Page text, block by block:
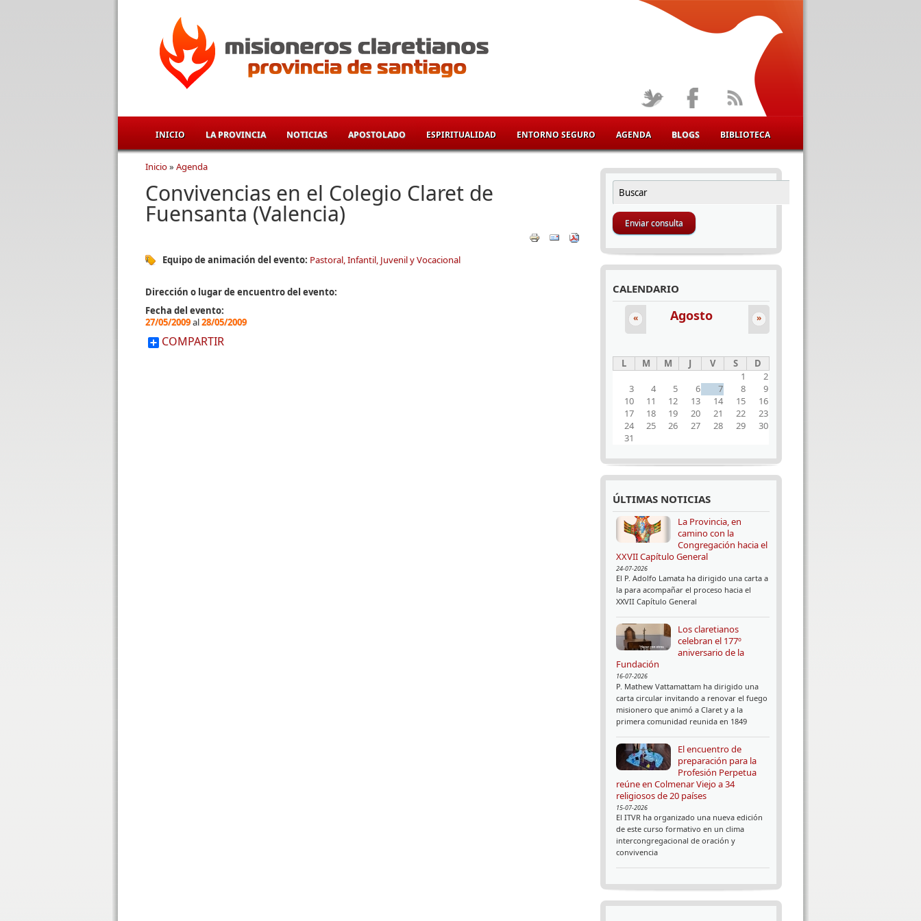
INICIO LA PROVINCIA NOTICIAS APOSTOLADO ESPIRITUALIDAD ENTORNO SEGURO AGENDA BLOGS BIBLIOTECA
Se encuentra usted aquí
Inicio» Agenda
Convivencias en el Colegio Claret de
Fuensanta (Valencia)
Equipo de animación del evento: Pastoral, Infantil, Juvenil y Vocacional
Dirección o lugar de encuentro del evento:
Fecha del evento:
27/05/2009al28/05/2009
COMPARTIR
FORMULARIO DE BÚSQUEDA
Buscar
CALENDARIO
Agosto
« »
L M M J V S
D
1
2
3
4 5 6 7 8
9
10
11 12 13 14 15
16
17
18 19 20 21 22
23
24
25 26 27 28 29
30
31
ÚLTIMAS NOTICIAS
La Provincia, en
camino con la
Congregación hacia el
XXVII Capítulo General
24-07-2026
El P. Adolfo Lamata ha dirigido una carta a
la para acompañar el proceso hacia el
XXVII Capítulo General
Los claretianos
celebran el 177º
aniversario de la
Fundación
16-07-2026
P. Mathew Vattamattam ha dirigido una
carta circular invitando a renovar el fuego
misionero que animó a Claret y a la
primera comunidad reunida en 1849
El encuentro de
preparación para la
Profesión Perpetua
reúne en Colmenar Viejo a 34
religiosos de 20 países
15-07-2026
El ITVR ha organizado una nueva edición
de este curso formativo en un clima
intercongregacional de oración y
convivencia